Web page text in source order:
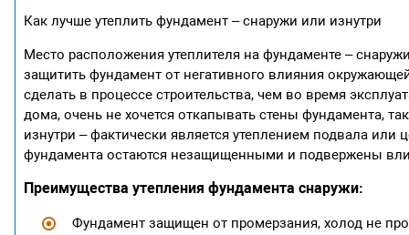
Как лучше утеплить фундамент – снаружи или изнутри
Место расположения утеплителя на фундаменте –
защитить фундамент от негативного влияния
сделать в процессе строительства, чем во время
дома, очень не хочется откапывать стены фундамента,
изнутри – фактически является утеплением подвала или
фундамента остаются незащищенными и подвержены
Преимущества утепления фундамента снаружи:
Фундамент защищен от промерзания, холод не